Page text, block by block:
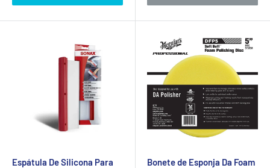
Espátula De Silicona Para
Bonete de Esponja Da Foam